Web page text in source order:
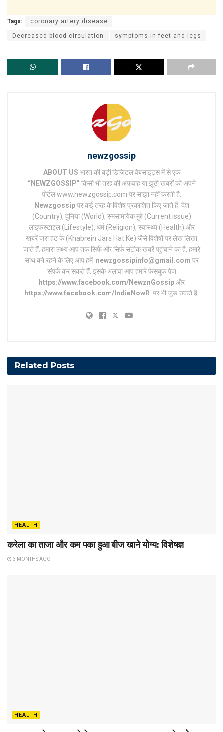
Tags: coronary artery disease
Decreased blood circulation symptoms in feet and legs
newzgossip
ABOUT US भारत की बड़ी डिजिटल वेबसाइट्स में से एक
“NEWZGOSSIP” किसी भी तरह की अफवाह या झूठी खबरों को अपने
पोर्टल www.newzgossip.com पर साझा नहीं करती है.
Newzgossipपर कई तरह के विशेष प्रकाशित किए जाते हैं. देश
(Country), दुनिया (World), समसामयिक मुद्दे (Current issue)
लाइफस्टाइल (Lifestyle), धर्म (Religion), स्वास्थ्य (Health) और
खबरें जरा हट के (Khabrein Jara Hat Ke) जैसे विशेषों पर लेख लिखा
जाते हैं. हमारा लक्ष्य आप तक सिर्फ और सिर्फ सटीक खबरें पहुंचाने का है. हमारे
साथ बने रहने के लिए आप हमें newzgossipinfo@gmail.com पर
संपर्क कर सकते हैं. इसके अलावा आप हमारे फेसबुक पेज
https://www.facebook.com/NewznGossipऔर
https://www.facebook.com/IndiaNowR पर भी जुड़ सकते हैं.
Related Posts
HEALTH
करेला का ताजा और कम पका हुआ बीज खाने योग्य: विशेषज्ञ
3 MONTHS AGO
HEALTH